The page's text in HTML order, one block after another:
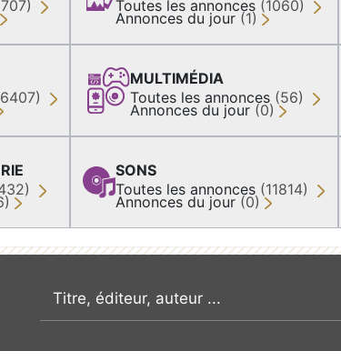
Toutes les annonces (1060)
Annonces du jour (1)
MULTIMÉDIA
Toutes les annonces (56)
Annonces du jour (0)
SONS
Toutes les annonces (11814)
Annonces du jour (0)
recherche par mot clé